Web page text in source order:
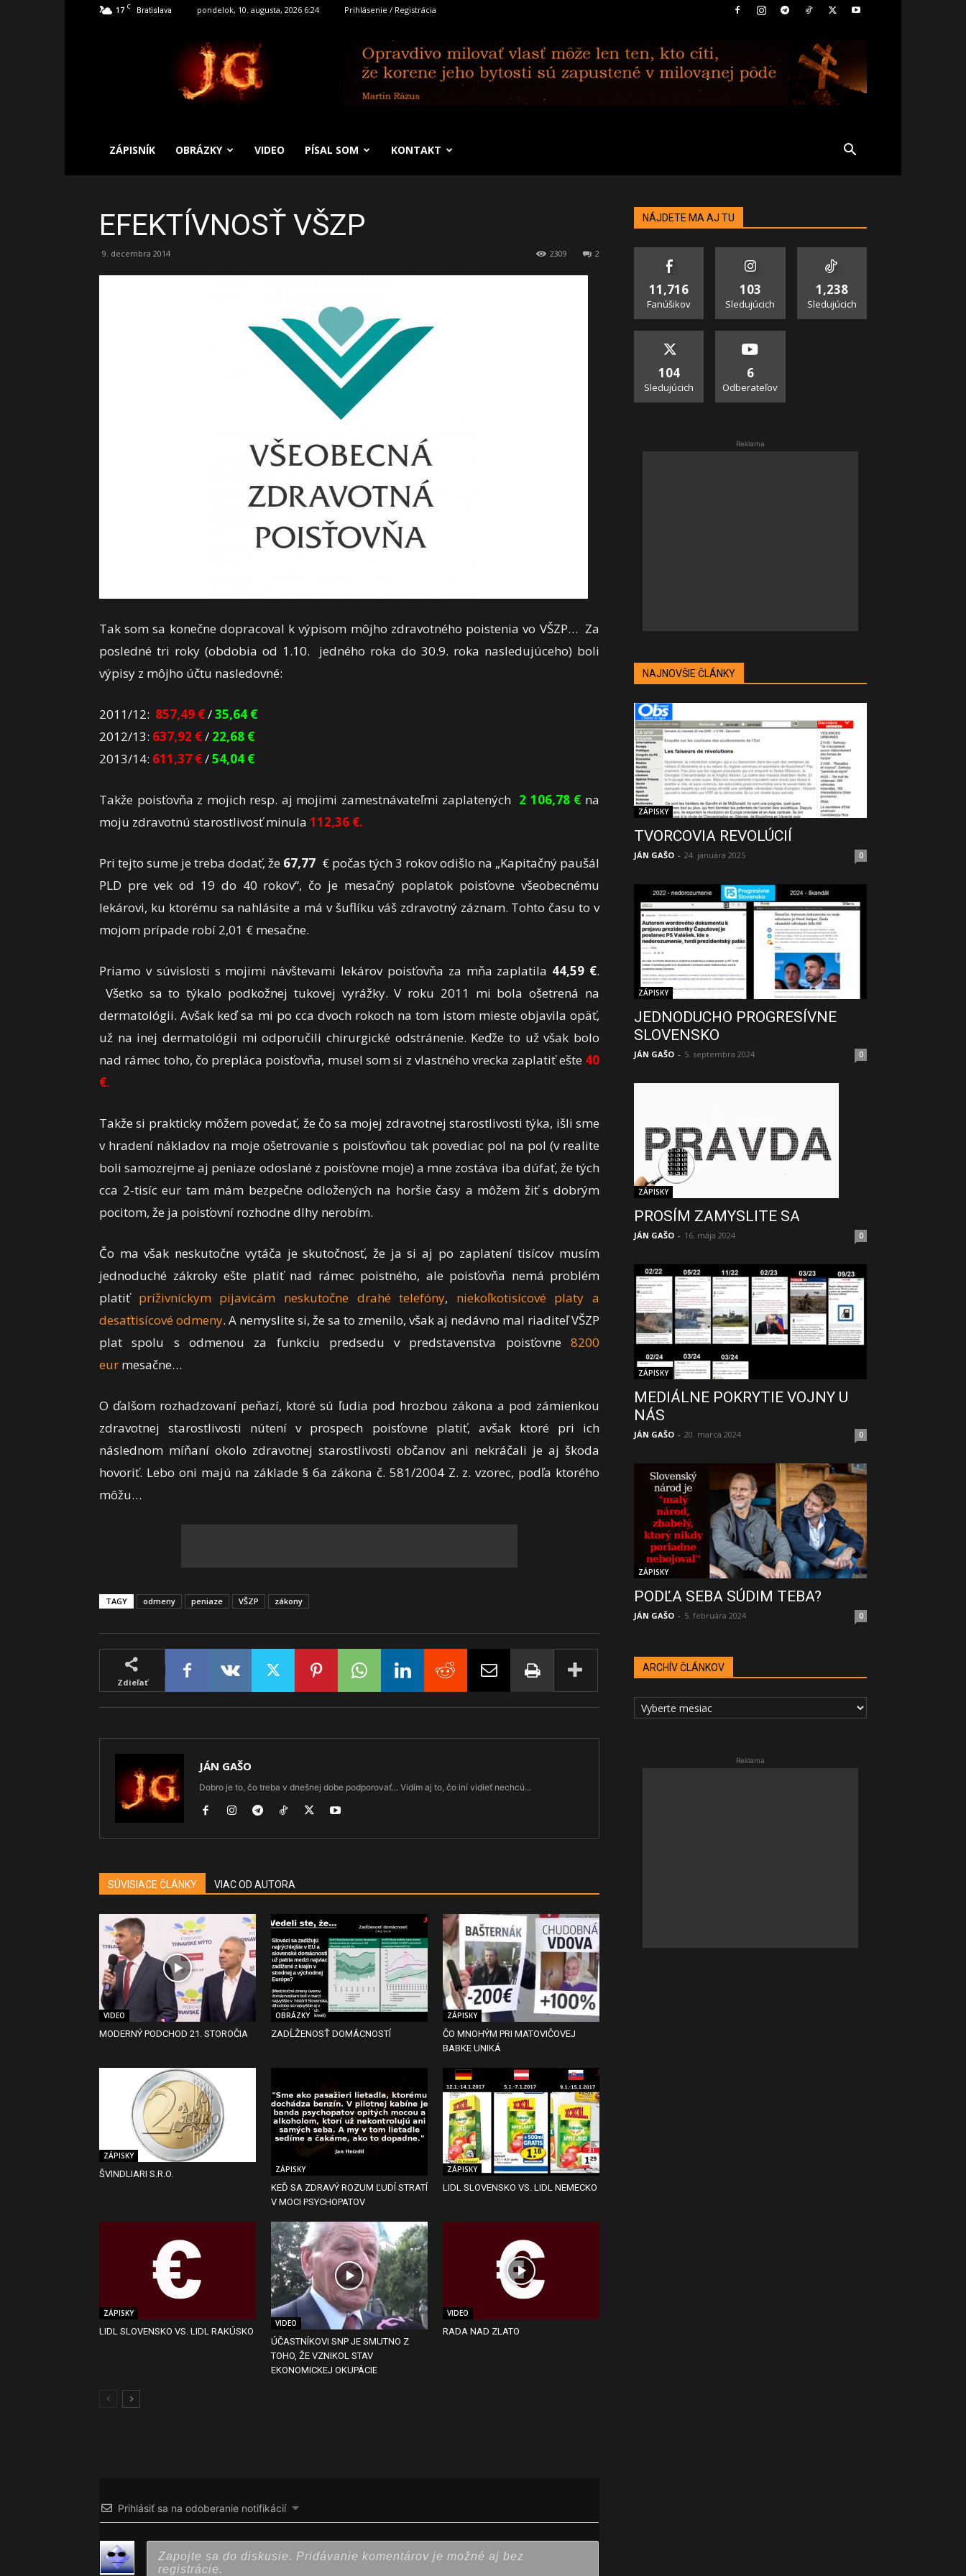
17 C Bratislava pondelok, 10. augusta, 2026 6:24 Prihlásenie / Registrácia
SLOBODNÝ
ZÁPISNÍK OBRÁZKY VIDEO PÍSAL SOM KONTAKT
EFEKTÍVNOSŤ VŠZP
9. decembra 2014 2
2309
Tak som sa konečne dopracoval k výpisom môjho zdravotného poistenia vo VŠZP… Za
posledné tri roky (obdobia od 1.10. jedného roka do 30.9. roka nasledujúceho) boli
výpisy z môjho účtu nasledovné:
2011/12: 857,49 €/35,64 €
2012/13: 637,92 €/ 22,68 €
2013/14: 611,37 €/54,04 €
Takže poisťovňa z mojich resp. aj mojimi zamestnávateľmi zaplatených 2 106,78 € na
moju zdravotnú starostlivosť minula 112,36 €.
Pri tejto sume je treba dodať, že 67,77 € počas tých 3 rokov odišlo na „Kapitačný paušál
PLD pre vek od 19 do 40 rokov“, čo je mesačný poplatok poisťovne všeobecnému
lekárovi, ku ktorému sa nahlásite a má v šuflíku váš zdravotný záznam. Tohto času to v
mojom prípade robí 2,01 € mesačne.
Priamo v súvislosti s mojimi návštevami lekárov poisťovňa za mňa zaplatila 44,59 €.
Všetko sa to týkalo podkožnej tukovej vyrážky. V roku 2011 mi bola ošetrená na
dermatológii. Avšak keď sa mi po cca dvoch rokoch na tom istom mieste objavila opäť,
už na inej dermatológii mi odporučili chirurgické odstránenie. Keďže to už však bolo
nad rámec toho, čo prepláca poisťovňa, musel som si z vlastného vrecka zaplatiť ešte 40
€.
Takže si prakticky môžem povedať, že čo sa mojej zdravotnej starostlivosti týka, išli sme
v hradení nákladov na moje ošetrovanie s poisťovňou tak povediac pol na pol (v realite
boli samozrejme aj peniaze odoslané z poisťovne moje) a mne zostáva iba dúfať, že tých
cca 2-tisíc eur tam mám bezpečne odložených na horšie časy a môžem žiť s dobrým
pocitom, že ja poisťovní rozhodne dlhy nerobím.
Čo ma však neskutočne vytáča je skutočnosť, že ja si aj po zaplatení tisícov musím
jednoduché zákroky ešte platiť nad rámec poistného, ale poisťovňa nemá problém
platiť príživníckym pijavicám neskutočne drahé telefóny, niekoľkotisícové platy a
desaťtisícové odmeny. A nemyslite si, že sa to zmenilo, však aj nedávno mal riaditeľ VŠZP
plat spolu s odmenou za funkciu predsedu v predstavenstva poisťovne 8200
eur mesačne…
O ďalšom rozhadzovaní peňazí, ktoré sú ľudia pod hrozbou zákona a pod zámienkou
zdravotnej starostlivosti nútení v prospech poisťovne platiť, avšak ktoré pri ich
následnom míňaní okolo zdravotnej starostlivosti občanov ani nekráčali je aj škoda
hovoriť. Lebo oni majú na základe § 6a zákona č. 581/2004 Z. z. vzorec, podľa ktorého
môžu…
TAGY odmeny peniaze VŠZP zákony
Zdieľať
JÁN GAŠO
Dobro je to, čo treba v dnešnej dobe podporovať... Vidím aj to, čo iní vidieť nechcú...
SÚVISIACE ČLÁNKY VIAC OD AUTORA
VIDEO
MODERNÝ PODCHOD 21. STOROČIA
OBRÁZKY
ZADĹŽENOSŤ DOMÁCNOSTÍ
ZÁPISKY
ČO MNOHÝM PRI MATOVIČOVEJ
BABKE UNIKÁ
ZÁPISKY
ŠVINDLIARI S.R.O. ZÁPISKY
KEĎ SA ZDRAVÝ ROZUM ĽUDÍ STRATÍ
V MOCI PSYCHOPATOV
ZÁPISKY
LIDL SLOVENSKO VS. LIDL NEMECKO
ZÁPISKY
LIDL SLOVENSKO VS. LIDL RAKÚSKO
VIDEO
ÚČASTNÍKOVI SNP JE SMUTNO Z
TOHO, ŽE VZNIKOL STAV
EKONOMICKEJ OKUPÁCIE
VIDEO
RADA NAD ZLATO
Prihlásiť sa na odoberanie notifikácií
NÁJDETE MA AJ TU
11,716
Fanúšikov
103
Sledujúcich
1,238
Sledujúcich
104
Sledujúcich
6
Odberateľov
Reklama
NAJNOVŠIE ČLÁNKY
ZÁPISKY
TVORCOVIA REVOLÚCIÍ
JÁN GAŠO - 24. januára 2025 0
ZÁPISKY
JEDNODUCHO PROGRESÍVNE
SLOVENSKO
JÁN GAŠO - 5. septembra 2024 0
ZÁPISKY
PROSÍM ZAMYSLITE SA
JÁN GAŠO - 16. mája 2024 0
ZÁPISKY
MEDIÁLNE POKRYTIE VOJNY U
NÁS
JÁN GAŠO - 20. marca 2024 0
ZÁPISKY
PODĽA SEBA SÚDIM TEBA?
JÁN GAŠO - 5. februára 2024 0
ARCHÍV ČLÁNKOV
ARCHÍV
ČLÁNKOV
Reklama